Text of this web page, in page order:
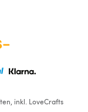
inkl. LoveCrafts